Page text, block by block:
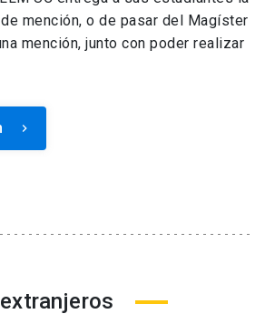
mención, o de pasar del Magíster
mención, junto con poder realizar
keyboard_arrow_right